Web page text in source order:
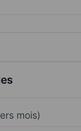
mois)